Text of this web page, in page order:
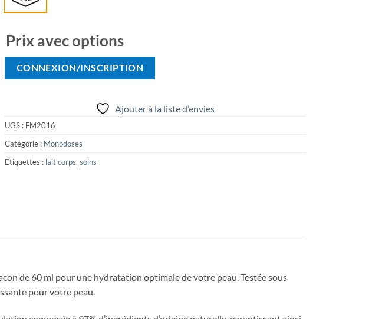
Prix avec options
CONNEXION/INSCRIPTION
Ajouter à la liste d’envies
UGS : FM2016
Catégorie : Monodoses
Étiquettes : lait corps, soins
de 60 ml pour une hydratation optimale de votre peau. Testée sous
pour votre peau.